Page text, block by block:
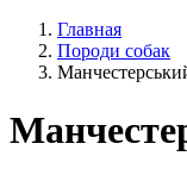
Главная
Породи собак